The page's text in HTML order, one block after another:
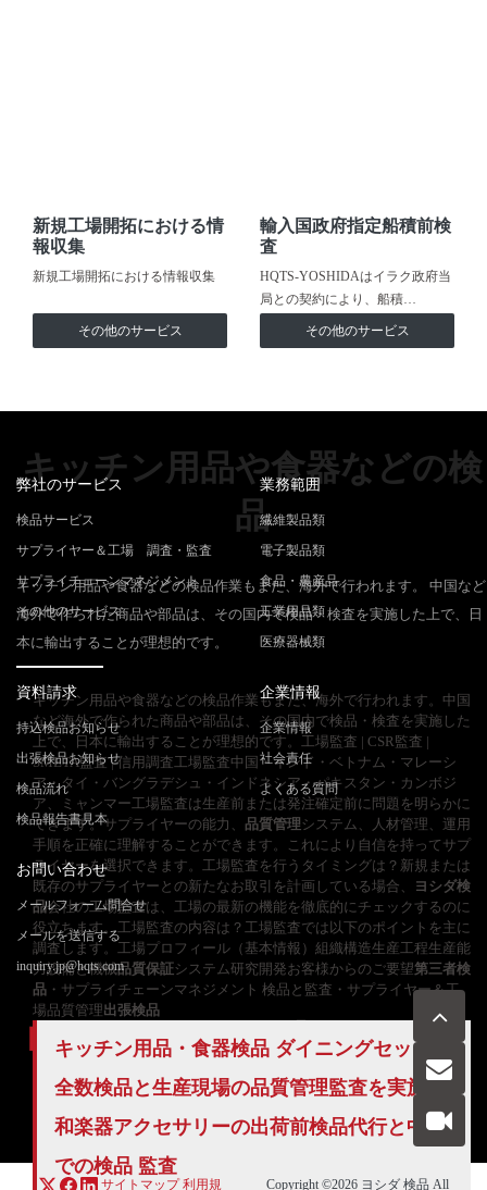
新規工場開拓における情
報収集
新規工場開拓における情報収集
その他のサービス
輸入国政府指定船積前検
査
HQTS-YOSHIDAはイラク政府当
局との契約により、船積…
その他のサービス
キッチン用品や食器などの検
品
キッチン用品や食器などの検品作業もまた、海外で行われます。 中国など
海外で作られた商品や部品は、その国内で検品・検査を実施した上で、日
本に輸出することが理想的です。
キッチン用品や食器などの検品作業もまた、海外で行われます。中国
など海外で作られた商品や部品は、その国内で検品・検査を実施した
上で、日本に輸出することが理想的です。工場監査 | CSR監査 |
SMETA監査 | 信用調査工場監査中国・インド・ベトナム・マレーシ
ア・タイ・バングラデシュ・インドネシア・パキスタン・カンボジ
ア、ミャンマー工場監査は生産前または発注確定前に問題を明らかに
できます。サプライヤーの能力、 品質管理システム、人材管理、運用
手順を正確に理解することができます。これにより自信を持ってサプ
ライヤーを選択できます。工場監査を行うタイミングは？新規または
既存のサプライヤーとの新たなお取引を計画している場合、
ヨシダ検
品会社の工場監査は、工場の最新の機能を徹底的にチェックするのに
役立ちます。工場監査の内容は？工場監査では以下のポイントを主に
調査します。工場プロフィール（基本情報）組織構造生産工程生産能
力設備と機械品質保証システム研究開発お客様からのご要望第三者検
品 ・サプライチェーンマネジメント 検品と監査・サプライヤー＆工
場品質管理出張検品
キッチン用品・食器検品 ダイニングセットの
全数検品と生産現場の品質管理監査を実施。
和楽器アクセサリーの出荷前検品代行と中国
での検品 監査
弊社のサービス
検品サービス
サプライヤー＆工場 調査・監査
サプライチェーンマネジメント
その他のサービス
業務範囲
繊維製品類
電子製品類
食品・農産品
工業用品類
医療器械類
資料請求
持込検品お知らせ
出張検品お知らせ
検品流れ
検品報告書見本
企業情報
企業情報
社会責任
よくある質問
お問い合わせ
メールフォーム問合せ
メールを送信する
inquiry.jp@hqts.com
お電話でのお問い合わせ
050-5840-2657
お問い合わせ
サイトマップ 利用規 Copyright ©2026 ヨシダ 検品 All